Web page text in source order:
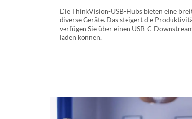
Die ThinkVision-USB-Hubs bieten eine
diverse Geräte. Das steigert die
verfügen Sie über einen USB-C-
laden können.